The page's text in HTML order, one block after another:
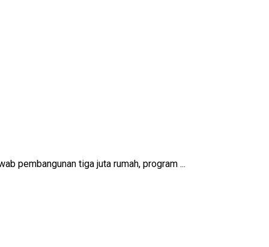
pembangunan tiga juta rumah, program ...